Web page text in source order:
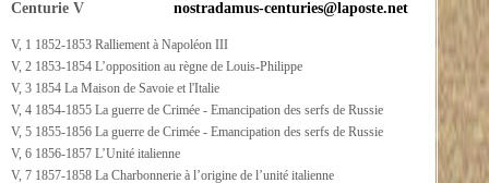
Centurie V
V, 1 1852-1853 Ralliement à Napoléon III
V, 2 1853-1854 L’opposition au règne de Louis-Philippe
V, 3 1854 La Maison de Savoie et l'Italie
V, 4 1854-1855 La guerre de Crimée - Emancipation des serfs de Russie
V, 5 1855-1856 La guerre de Crimée - Emancipation des serfs de Russie
V, 6 1856-1857 L’Unité italienne
V, 7 1857-1858 La Charbonnerie à l’origine de l’unité italienne
nostradamus-centuries@laposte.net